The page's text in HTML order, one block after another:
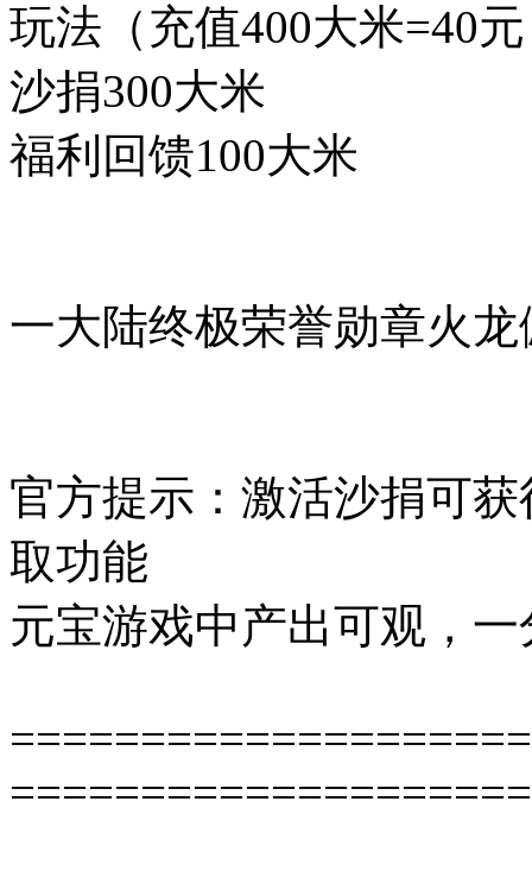
玩法（充值400大米=40
沙捐300大米
福利回馈100大米
一大陆终极荣誉勋章火
官方提示：激活沙捐可
取功能
元宝游戏中产出可观，